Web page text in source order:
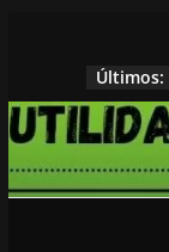
conteúdo
Últimos: